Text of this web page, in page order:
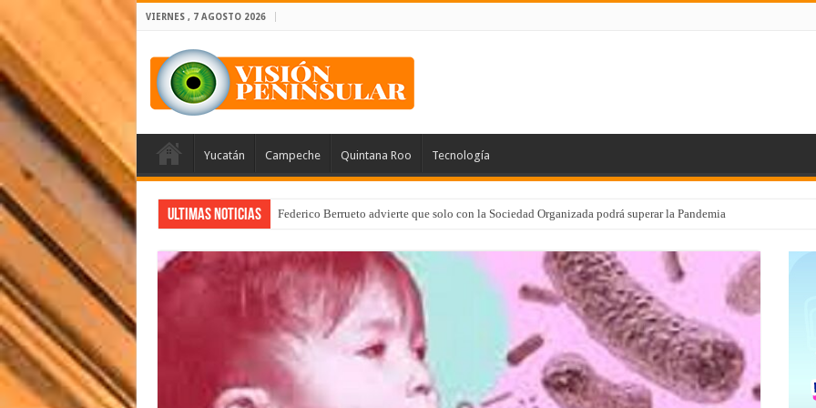
VIERNES , 7 AGOSTO 2026
Yucatán Campeche Quintana Roo Tecnología
Ultimas Noticias Federico Berrueto advierte que solo con la Sociedad Organizada podrá superar la Pandemia